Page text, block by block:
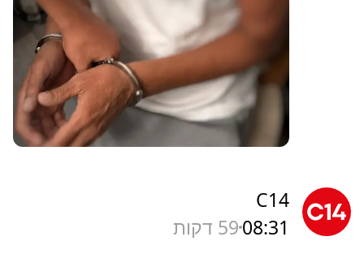
C14
08:3159 דקות